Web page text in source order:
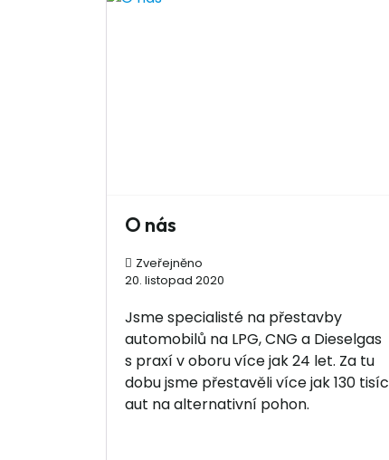
O nás
Zveřejněno
20. listopad 2020
Jsme specialisté na přestavby
automobilů na LPG, CNG a Dieselgas
s praxí v oboru více jak 24 let. Za tu
dobu jsme přestavěli více jak 130 tisíc
aut na alternativní pohon.